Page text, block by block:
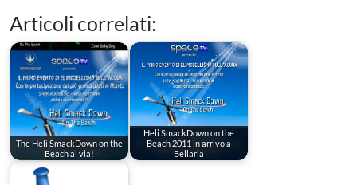
Articoli correlati:
The Heli SmackDown on the
Beach al via!
Heli SmackDown on the
Beach 2011 in arrivo a
Bellaria